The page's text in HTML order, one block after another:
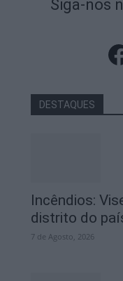
Siga-nos
DESTAQUES
Incêndios:
distrito do
7 de Agosto, 2026